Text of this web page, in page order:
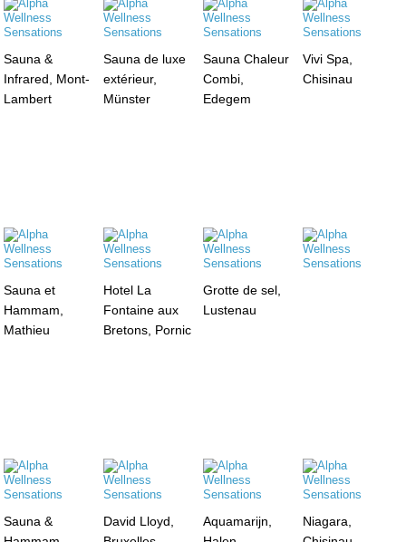
Sauna &
Infrared, Mont-
Lambert
Sauna de luxe
extérieur,
Münster
Sauna Chaleur
Combi,
Edegem
Vivi Spa,
Chisinau
Sauna et
Hammam,
Mathieu
Hotel La
Fontaine aux
Bretons, Pornic
Grotte de sel,
Lustenau
Sauna &
David Lloyd,
Aquamarijn,
Niagara,